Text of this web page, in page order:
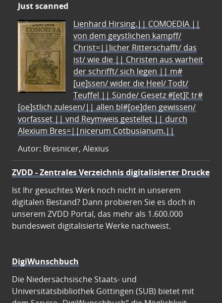
Just scanned
Lienhard Hirsing.|| COMOEDIA ||
von dem geystlichen kampff/
Christ=||licher Ritterschafft/ das
ist/ wie die || Christen aus warheit
der schrifft/ sich legen || m#
[ue]ssen/ wider die Heel/ Todt/
Teuffel || Sünde/ Gesetz #[et]c̃ tr#
[oe]stlich zulesen/|| allen bl#[oe]den gewissen/
vorfasset || vnd Reymweis gestellet || durch
Alexium Bres=||nicerum Cotbusianum.||
Autor: Bresnicer, Alexius
ZVDD - Zentrales Verzeichnis digitalisierter Drucke
Ist Ihr gesuchtes Werk noch nicht in unserem
digitalen Bestand? Dann probieren Sie es doch in
unserem ZVDD Portal, das mehr als 1.600.000
bundesweit digitalisierte Werke nachweist.
DigiWunschbuch
Die Niedersächsische Staats- und
Universitätsbibliothek Göttingen (SUB) bietet mit